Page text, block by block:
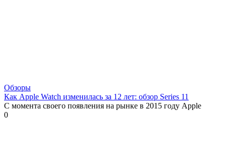
Обзоры
Как Apple Watch изменилась за 12 лет: обзор Series 11
С момента своего появления на рынке в 2015 году Apple
0